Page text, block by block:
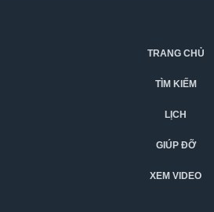
TRANG CHỦ
TÌM KIẾM
LỊCH
GIÚP ĐỠ
XEM VIDEO